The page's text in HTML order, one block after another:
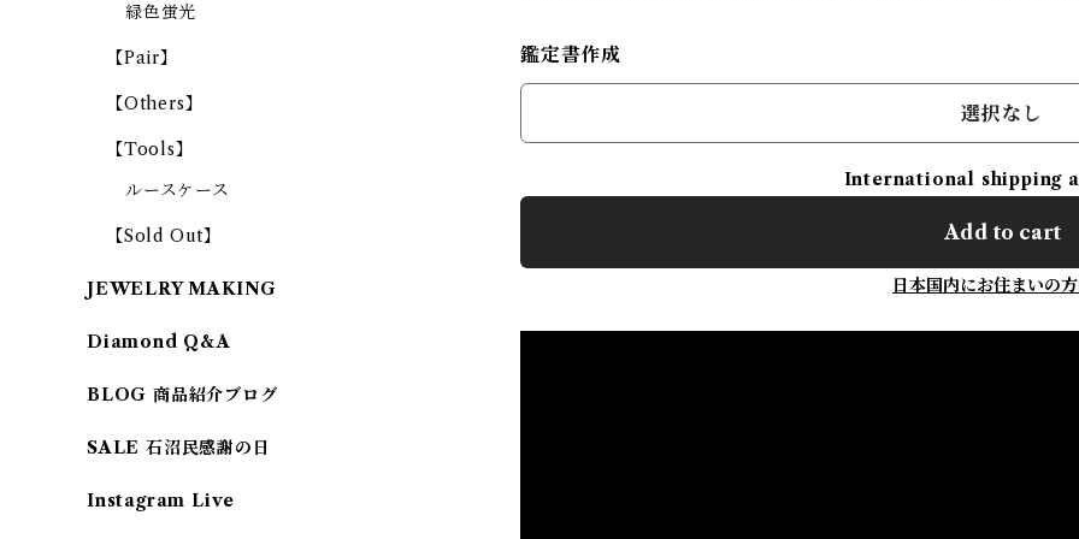
鑑定書作成
選択なし
International shipping
Add to cart
日本国内にお住まいの
緑色蛍光
【Pair】
【Others】
【Tools】
ルースケース
【Sold Out】
JEWELRY MAKING
Diamond Q&A
BLOG 商品紹介ブログ
SALE 石沼民感謝の日
Instagram Live